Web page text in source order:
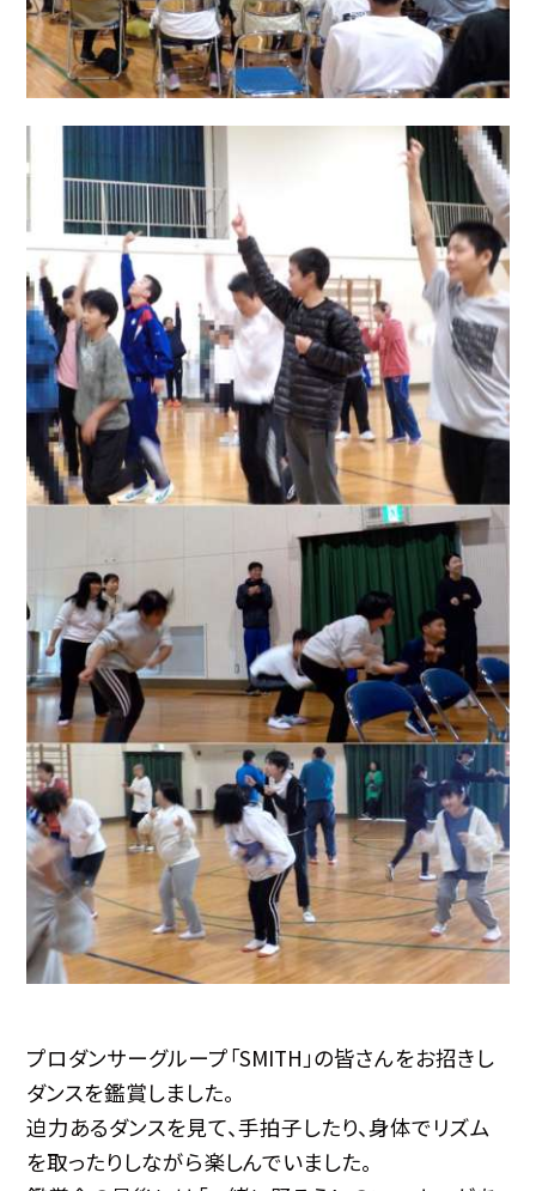
プロダンサーグループ「SMITH」の皆さんをお招きし
ダンスを鑑賞しました。
迫力あるダンスを見て、手拍子したり、身体でリズム
を取ったりしながら楽しんでいました。